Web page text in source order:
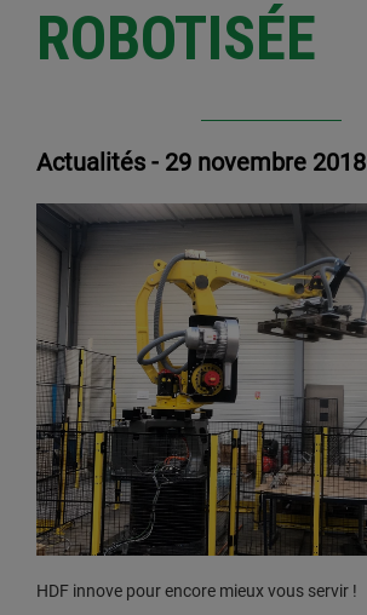
ROBOTISÉE
Actualités - 29 novembre 2018
HDF innove pour encore mieux vous servir !